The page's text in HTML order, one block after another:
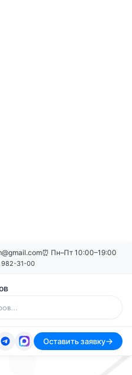
⏰ Пн–Пт 10:00–19:00
982-31-00
Оставить заявку